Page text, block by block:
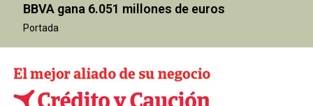
BBVA gana 6.051 millones de euros
Portada